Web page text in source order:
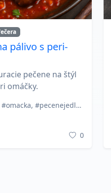
pálivo s peri-
pečene na štýl
omáčky.
#kari, #kuraciepecene, #omacka, #pecenejedla, #periperi, #pikantnejedlo, #portugalskainspiracia, #rychlavecera
0